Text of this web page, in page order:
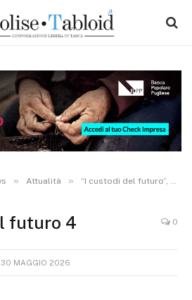
» Attualità » “I custodi del futuro”, lo “show totale” sulla sostenibilità: studenti attori nel Castello Monforte. FOTO
futuro 4 0
30 MAGGIO 2026